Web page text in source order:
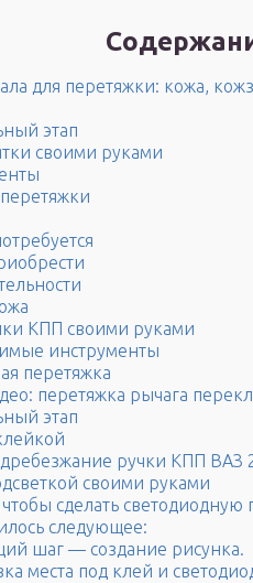
для перетяжки: кожа,
этап
своими руками
КПП своими руками
инструменты
перетяжка
перетяжка рычага
этап
дребезжание ручки КПП ВАЗ
своими руками
чтобы сделать
следующее:
шаг — создание рисунка.
места под клей и